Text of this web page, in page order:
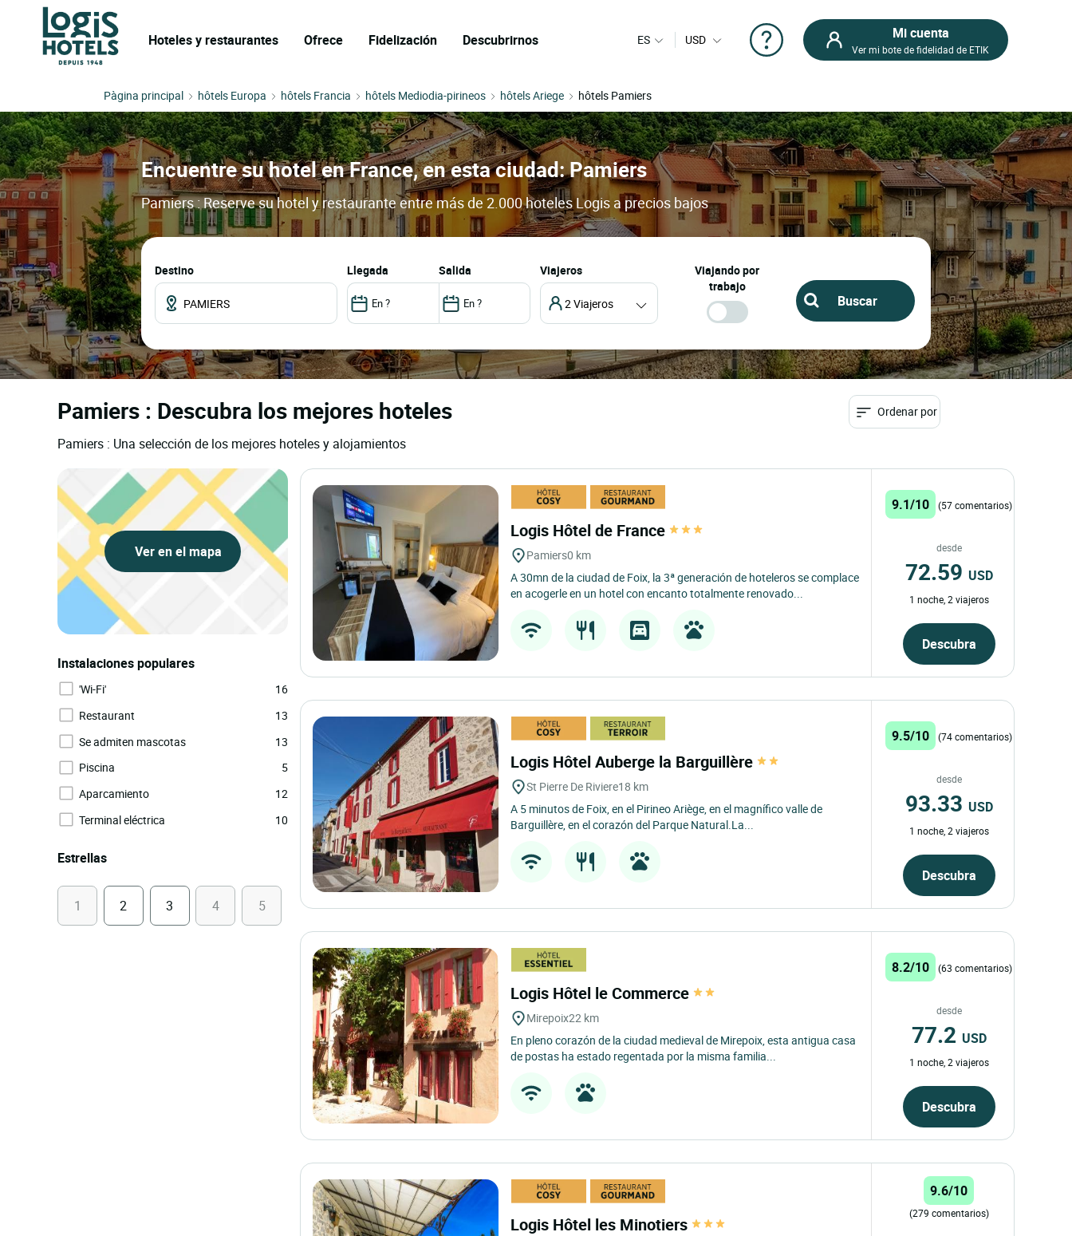
Hoteles y restaurantes Ofrece Fidelización Descubrirnos ES USD Mi cuenta
Ver mi bote de fidelidad de ETIK
Pàgina principal hôtels Europa hôtels Francia hôtels Mediodia-pirineos hôtels Ariege hôtels Pamiers
Encuentre su hotel en France, en esta ciudad: Pamiers
Pamiers : Reserve su hotel y restaurante entre más de 2.000 hoteles Logis a precios bajos
Destino llegada salida Viajeros
2 Viajeros
Viajando por
trabajo
Pamiers : Descubra los mejores hoteles
Pamiers : Una selección de los mejores hoteles y alojamientos
Ordenar por
Ver en el mapa
Instalaciones populares
'Wi-Fi'
16
Restaurant
13
Se admiten mascotas
13
Piscina
5
Aparcamiento
12
Terminal eléctrica
10
Estrellas
1 2 3 4 5
Logis Hôtel de France
Pamiers0 km
A 30mn de la ciudad de Foix, la 3ª generación de hoteleros se complace
en acogerle en un hotel con encanto totalmente renovado...
9.1/10 (57 comentarios)
desde
72.59 USD
1 noche, 2 viajeros
Descubra
Logis Hôtel Auberge la Barguillère
St Pierre De Riviere18 km
A 5 minutos de Foix, en el Pirineo Ariège, en el magnífico valle de
Barguillère, en el corazón del Parque Natural.La...
9.5/10 (74 comentarios)
desde
93.33 USD
1 noche, 2 viajeros
Descubra
Logis Hôtel le Commerce
Mirepoix22 km
En pleno corazón de la ciudad medieval de Mirepoix, esta antigua casa
de postas ha estado regentada por la misma familia...
8.2/10 (63 comentarios)
desde
77.2 USD
1 noche, 2 viajeros
Descubra
Logis Hôtel les Minotiers
9.6/10
(279 comentarios)